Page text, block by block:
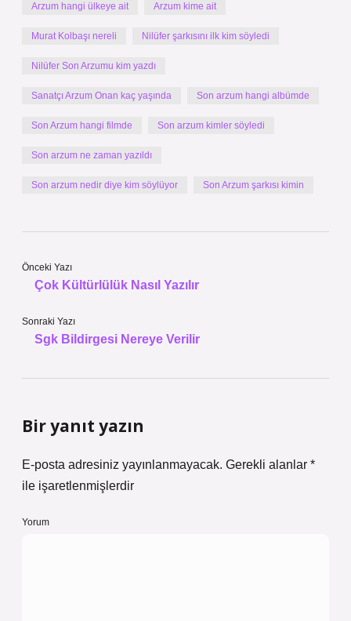
Arzum hangi ülkeye ait Arzum kime ait
Murat Kolbaşı nereli Nilüfer şarkısını ilk kim söyledi
Nilüfer Son Arzumu kim yazdı
Sanatçı Arzum Onan kaç yaşında Son arzum hangi albümde
Son Arzum hangi filmde Son arzum kimler söyledi
Son arzum ne zaman yazıldı
Son arzum nedir diye kim söylüyor Son Arzum şarkısı kimin
Önceki Yazı
Çok Kültürlülük Nasıl Yazılır
Sonraki Yazı
Sgk Bildirgesi Nereye Verilir
Bir yanıt yazın
E-posta adresiniz yayınlanmayacak. Gerekli alanlar *
ile işaretlenmişlerdir
Yorum